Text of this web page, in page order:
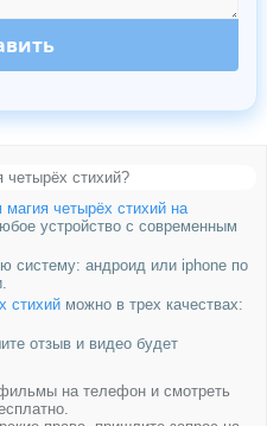
четырёх стихий?
четырёх стихий на
устройство с современным
андроид или iphone по
стихийможно в трех качествах:
отзыв и видео будет
на телефон и смотреть